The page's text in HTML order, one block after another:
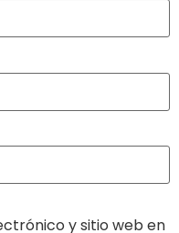
y sitio web en